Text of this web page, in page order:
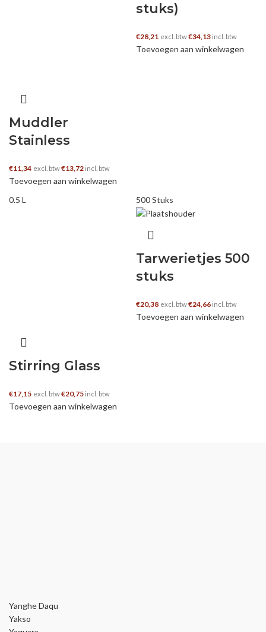
Muddler
Stainless
€11,34 excl. btw€13,72 incl. btw
Toevoegen aan winkelwagen
stuks)
€28,21 excl. btw€34,13 incl. btw
Toevoegen aan winkelwagen
0.5 L
Stirring Glass
€17,15 excl. btw€20,75 incl. btw
Toevoegen aan winkelwagen
500 Stuks
Tarwerietjes 500
stuks
€20,38 excl. btw€24,66 incl. btw
Toevoegen aan winkelwagen
Yanghe Daqu
Yakso